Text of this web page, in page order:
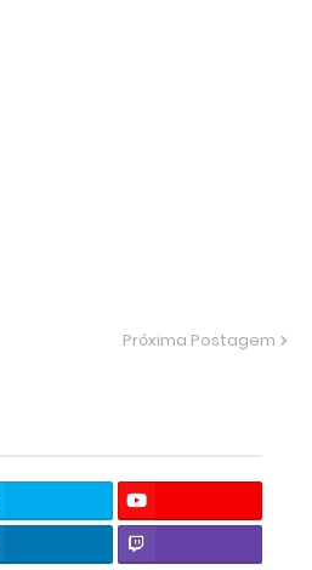
Próxima Postagem